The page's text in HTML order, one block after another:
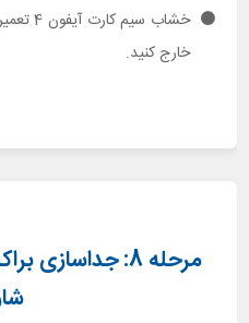
خشاب
خارج کنید.
مرحله 8: